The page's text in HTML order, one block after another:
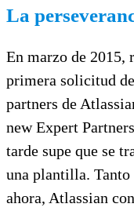
La
En marzo de 2015,
primera solicitud
partners de
new Expert
tarde supe que se
una plantilla. Tanto
ahora, Atlassian